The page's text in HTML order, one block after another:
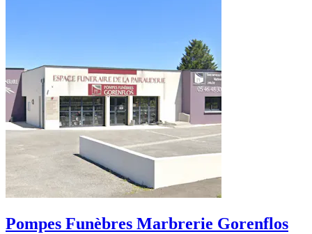
Pompes Funèbres Marbrerie Gorenflos